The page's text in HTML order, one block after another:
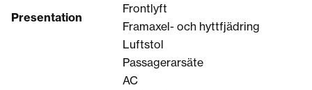
Presentation
Frontlyft
Framaxel- och hyttfjädring
Luftstol
Passagerarsäte
AC